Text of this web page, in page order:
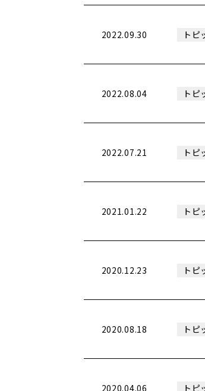
2022.09.30 トピ
2022.08.04 トピ
2022.07.21 トピ
2021.01.22 トピ
2020.12.23 トピ
2020.08.18 トピ
2020.04.06 トピ